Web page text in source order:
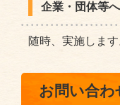
企業・団体等
随時、実施します
お問い合わ